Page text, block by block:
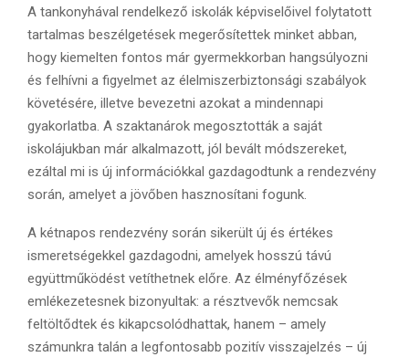
A tankonyhával rendelkező iskolák képviselőivel folytatott
tartalmas beszélgetések megerősítettek minket abban,
hogy kiemelten fontos már gyermekkorban hangsúlyozni
és felhívni a figyelmet az élelmiszerbiztonsági szabályok
követésére, illetve bevezetni azokat a mindennapi
gyakorlatba. A szaktanárok megosztották a saját
iskolájukban már alkalmazott, jól bevált módszereket,
ezáltal mi is új információkkal gazdagodtunk a rendezvény
során, amelyet a jövőben hasznosítani fogunk.
A kétnapos rendezvény során sikerült új és értékes
ismeretségekkel gazdagodni, amelyek hosszú távú
együttműködést vetíthetnek előre. Az élményfőzések
emlékezetesnek bizonyultak: a résztvevők nemcsak
feltöltődtek és kikapcsolódhattak, hanem – amely
számunkra talán a legfontosabb pozitív visszajelzés – új